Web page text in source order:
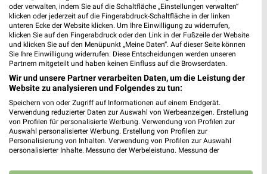
53757 Sankt Augustin
Heute 10:00 - 20:00 Uhr | Geöffnet
470,58 km
DEICHMANN Köln
Hermannstraße 2
51143 Köln
Heute 09:00 - 20:00 Uhr | Geöffnet
473,44 km
oder verwalten, indem Sie auf die Schaltfläche „Einstellungen verwalten“
klicken oder jederzeit auf die Fingerabdruck-Schaltfläche in der linken
unteren Ecke der Website klicken. Um Ihre Einwilligung zu widerrufen,
klicken Sie auf den Fingerabdruck oder den Link in der Fußzeile der Website
und klicken Sie auf den Menüpunkt „Meine Daten“. Auf dieser Seite können
Sie Ihre Einwilligung widerrufen. Diese Entscheidungen werden unseren
Partnern mitgeteilt und haben keinen Einfluss auf die Browserdaten.
Wir und unsere Partner verarbeiten Daten, um die Leistung der
Website zu analysieren und Folgendes zu tun:
Speichern von oder Zugriff auf Informationen auf einem Endgerät.
Verwendung reduzierter Daten zur Auswahl von Werbeanzeigen. Erstellung
von Profilen für personalisierte Werbung. Verwendung von Profilen zur
Auswahl personalisierter Werbung. Erstellung von Profilen zur
Personalisierung von Inhalten. Verwendung von Profilen zur Auswahl
personalisierter Inhalte. Messung der Werbeleistung. Messung der
Kombinationen von Daten aus verschiedenen Quellen. Entwicklung und